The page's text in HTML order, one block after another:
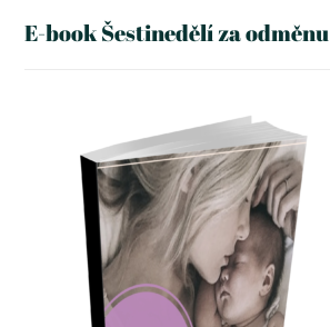
E-book Šestinedělí za odměnu